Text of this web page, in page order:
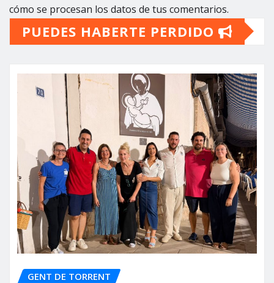
cómo se procesan los datos de tus comentarios.
PUEDES HABERTE PERDIDO
GENT DE TORRENT